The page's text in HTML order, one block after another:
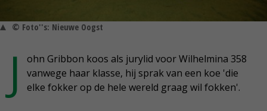
© Foto''s: Nieuwe Oogst
J
ohn Gribbon koos als jurylid voor Wilhelmina 358
vanwege haar klasse, hij sprak van een koe 'die
elke fokker op de hele wereld graag wil fokken'.